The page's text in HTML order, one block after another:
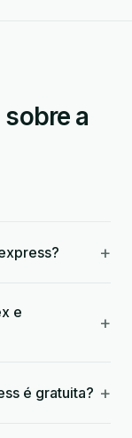
a
+
e
+
é gratuita? +